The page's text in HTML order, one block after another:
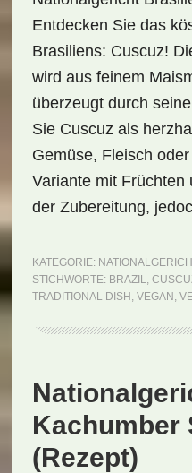
Entdecken Sie das
Brasiliens: Cuscuz!
wird aus feinem
überzeugt durch
Sie Cuscuz als
Gemüse, Fleisch
Variante mit Früchten
der Zubereitung,
KATEGORIE:
STICHWORTE: BRAZIL,
TRADITIONAL DISH , VEGAN ,
Kachumber
(Rezept)